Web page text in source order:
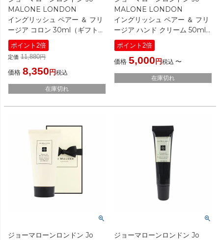
MALONE LONDON
イングリッシュ ペアー ＆ フリ
ージア コロン 30ml（ギフトボ
ックス入り）
[ 香水(レディース) ]
ポイント2倍
定価 11,880
価格 8,350 税込
在庫切れ
MALONE LONDON
イングリッシュ ペアー ＆ フリ
ージア ハンド クリーム 50ml
（ギフトボックス入り）選べる
ショッパー有・無
[ ハンドクリーム ]
ポイント2倍
価格 5,000 税込 〜
在庫切れ
ジョーマローンロンドン Jo
ジョーマローンロンドン Jo